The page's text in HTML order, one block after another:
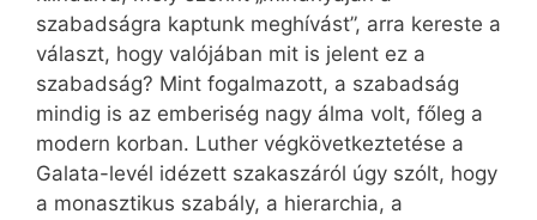
szabadságra kaptunk meghívást”, arra kereste a
választ, hogy valójában mit is jelent ez a
szabadság? Mint fogalmazott, a szabadság
mindig is az emberiség nagy álma volt, főleg a
modern korban. Luther végkövetkeztetése a
Galata-levél idézett szakaszáról úgy szólt, hogy
a monasztikus szabály, a hierarchia, a